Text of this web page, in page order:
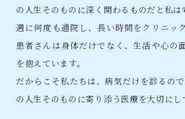
の人生そのものに深く関わるものだと私は
週に何度も通院し、長い時間をクリニッ
患者さんは身体だけでなく、生活や心の
を抱えています。
だからこそ私たちは、病気だけを診るので
の人生そのものに寄り添う医療を大切にし